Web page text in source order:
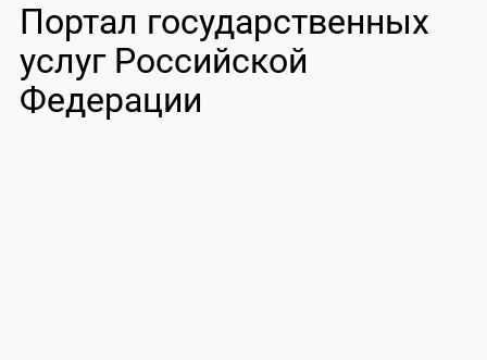
Портал государственных
услуг Российской
Федерации